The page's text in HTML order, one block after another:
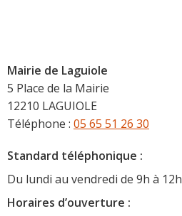
Mairie de Laguiole
5 Place de la Mairie
12210 LAGUIOLE
Téléphone : 05 65 51 26 30
Standard téléphonique :
Du lundi au vendredi de 9h à 12h
Horaires d’ouverture :